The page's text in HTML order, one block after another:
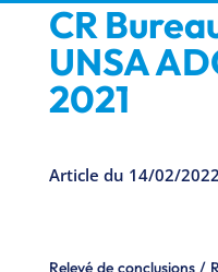
CR
UNSA
2021
Article du 14/02/2022
Relevé de conclusions /